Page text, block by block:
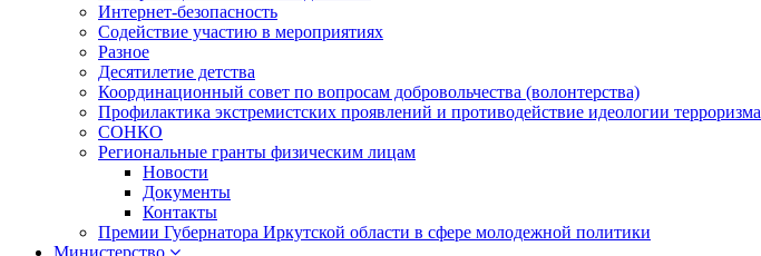
Интернет-безопасность
Содействие участию в мероприятиях
Разное
Десятилетие детства
Координационный совет по вопросам добровольчества (волонтерства)
Профилактика экстремистских проявлений и противодействие идеологии терроризма
СОНКО
Региональные гранты физическим лицам
Новости
Документы
Контакты
Премии Губернатора Иркутской области в сфере молодежной политики
Министерство